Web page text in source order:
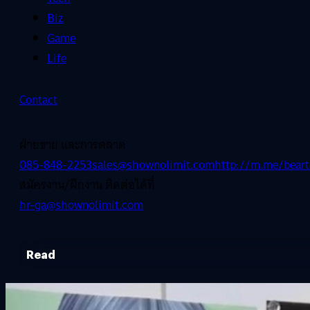
Biz
Game
Life
Contact
ฝ่ายขาย และการตลาด
085-848-2253sales@shownolimit.comhttp://m.me/
สมัครงาน/ฝึกงาน ติดต่อได้ที่
hr-ga@shownolimit.com
Read